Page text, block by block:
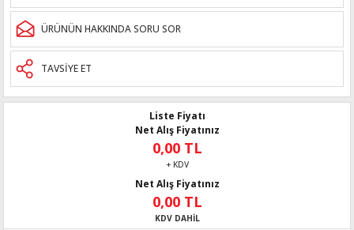
ÜRÜNÜN HAKKINDA SORU SOR
TAVSİYE ET
Liste Fiyatı
Net Alış Fiyatınız
0,00 TL
+ KDV
Net Alış Fiyatınız
0,00 TL
KDV DAHİL